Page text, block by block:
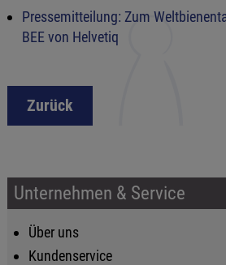
Pressemitteilung: Zum
BEE von Helvetiq
Zurück
Unternehmen & Service
Über uns
Kundenservice